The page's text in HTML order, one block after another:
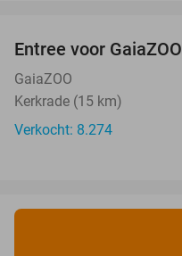
Entree voor GaiaZOO
GaiaZOO
Kerkrade (15 km)
Verkocht: 8.274